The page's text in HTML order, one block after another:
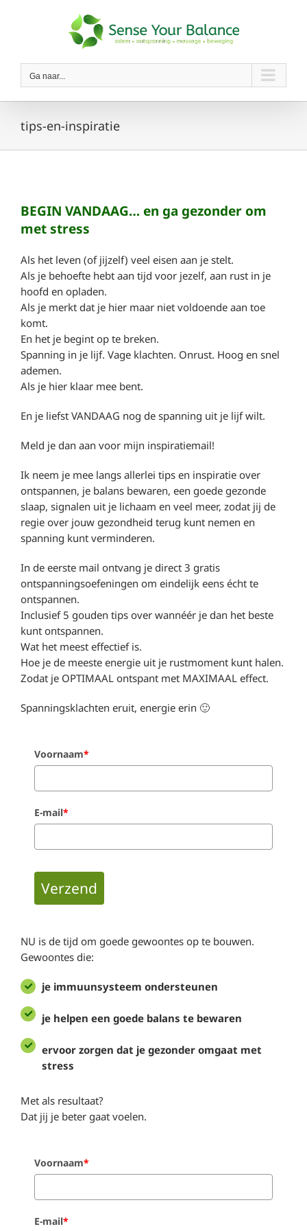
Ga naar...
tips-en-inspiratie
BEGIN VANDAAG… en ga gezonder om
met stress
Als het leven (of jijzelf) veel eisen aan je stelt.
Als je behoefte hebt aan tijd voor jezelf, aan rust in je
hoofd en opladen.
Als je merkt dat je hier maar niet voldoende aan toe
komt.
En het je begint op te breken.
Spanning in je lijf. Vage klachten. Onrust. Hoog en snel
ademen.
Als je hier klaar mee bent.
En je liefst VANDAAG nog de spanning uit je lijf wilt.
Meld je dan aan voor mijn inspiratiemail!
Ik neem je mee langs allerlei tips en inspiratie over
ontspannen, je balans bewaren, een goede gezonde
slaap, signalen uit je lichaam en veel meer, zodat jij de
regie over jouw gezondheid terug kunt nemen en
spanning kunt verminderen.
In de eerste mail ontvang je direct 3 gratis
ontspanningsoefeningen om eindelijk eens écht te
ontspannen.
Inclusief 5 gouden tips over wannéér je dan het beste
kunt ontspannen.
Wat het meest effectief is.
Hoe je de meeste energie uit je rustmoment kunt halen.
Zodat je OPTIMAAL ontspant met MAXIMAAL effect.
Spanningsklachten eruit, energie erin 🙂
Voornaam*
E-mail*
Verzend
NU is de tijd om goede gewoontes op te bouwen.
Gewoontes die:
je immuunsysteem ondersteunen
je helpen een goede balans te bewaren
ervoor zorgen dat je gezonder omgaat met
stress
Met als resultaat?
Dat jij je beter gaat voelen.
Voornaam*
E-mail*